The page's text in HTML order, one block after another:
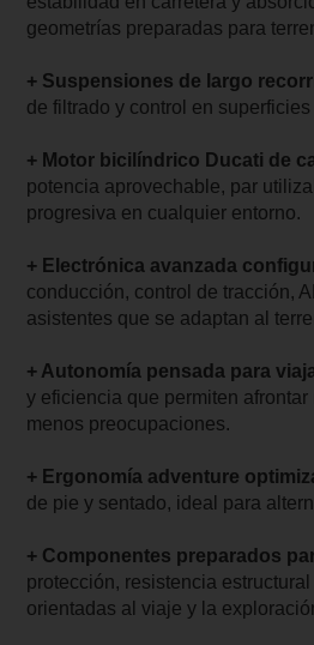
geometrías preparadas para
+ Suspensiones de largo
de filtrado y control en
+ Motor bicilíndrico Ducati de
potencia aprovechable, par
progresiva en cualquier entorno.
+ Electrónica avanzada
conducción, control de tracción,
asistentes que se adaptan al
+ Autonomía pensada para
y eficiencia que permiten afrontar
menos preocupaciones.
+ Ergonomía adventure
de pie y sentado, ideal para
+ Componentes preparados
protección, resistencia
orientadas al viaje y la